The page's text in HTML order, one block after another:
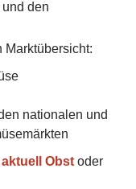
den
Marktübersicht:
nationalen und
aktuell Obstoder